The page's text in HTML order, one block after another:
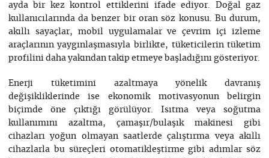
ayda bir kez kontrol ettiklerini ifade ediyor. Doğal gaz
kullanıcılarında da benzer bir oran söz konusu. Bu durum,
akıllı sayaçlar, mobil uygulamalar ve çevrim içi izleme
araçlarının yaygınlaşmasıyla birlikte, tüketicilerin tüketim
profilini daha yakından takip etmeye başladığını gösteriyor.
Enerji tüketimini azaltmaya yönelik davranış
değişikliklerinde ise ekonomik motivasyonun belirgin
biçimde öne çıktığı görülüyor. Isıtma veya soğutma
kullanımını azaltma, çamaşır/bulaşık makinesi gibi
cihazları yoğun olmayan saatlerde çalıştırma veya akıllı
cihazlarla bu süreçleri otomatikleştirme gibi adımlar söz